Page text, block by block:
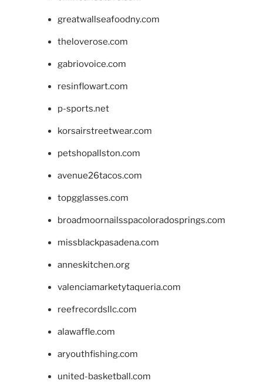
greatwallseafoodny.com
theloverose.com
gabriovoice.com
resinflowart.com
p-sports.net
korsairstreetwear.com
petshopallston.com
avenue26tacos.com
topgglasses.com
broadmoornailsspacoloradosprings.com
missblackpasadena.com
anneskitchen.org
valenciamarketytaqueria.com
reefrecordsllc.com
alawaffle.com
aryouthfishing.com
united-basketball.com